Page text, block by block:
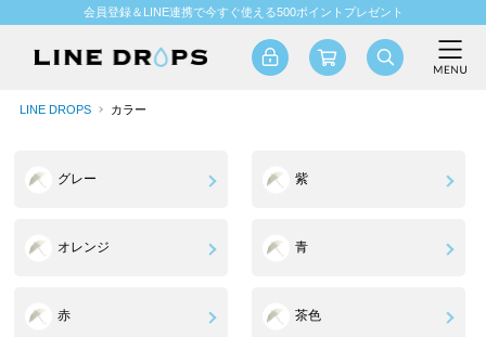
会員登録＆LINE連携で今すぐ使える500ポイントプレゼント
LINE DROPS カラー
グレー 紫
オレンジ 青
赤 茶色